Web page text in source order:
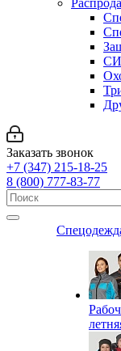
Заказать звонок
+7 (347) 215-18-25
8 (800) 777-83-77